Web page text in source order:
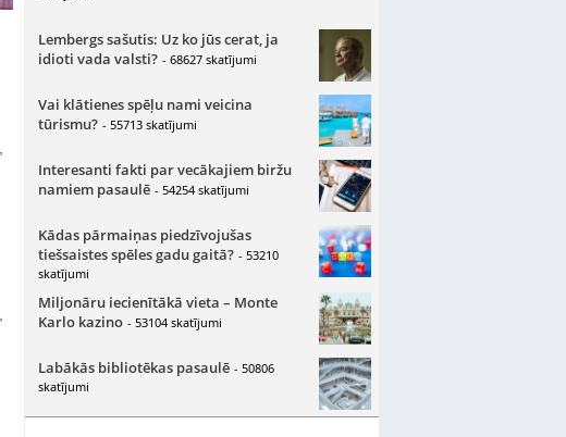
Lembergs sašutis: Uz ko jūs cerat, ja
idioti vada valsti? - 68627 skatījumi
Vai klātienes spēļu nami veicina
tūrismu? - 55713 skatījumi
Interesanti fakti par vecākajiem biržu
namiem pasaulē - 54254 skatījumi
Kādas pārmaiņas piedzīvojušas
tiešsaistes spēles gadu gaitā? - 53210
skatījumi
Miljonāru iecienītākā vieta – Monte
Karlo kazino - 53104 skatījumi
Labākās bibliotēkas pasaulē - 50806
skatījumi